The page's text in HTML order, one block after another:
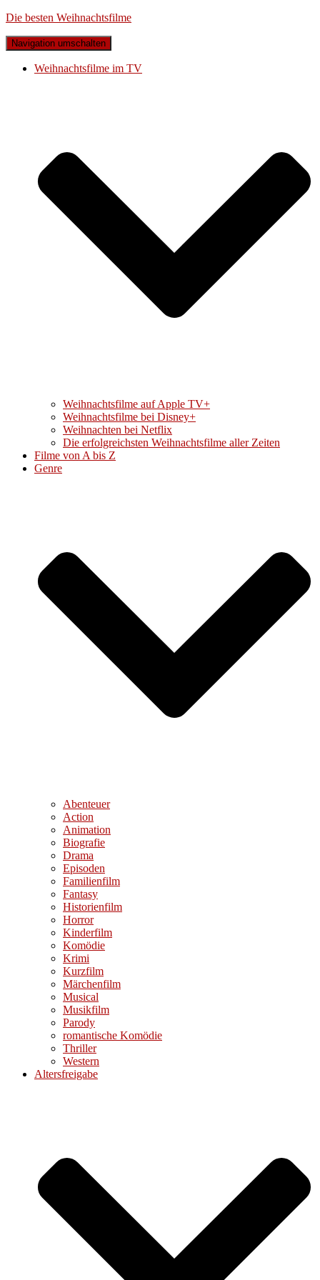
Die besten Weihnachtsfilme
Navigation umschalten
Weihnachtsfilme im TV
Weihnachtsfilme auf Apple TV+
Weihnachtsfilme bei Disney+
Weihnachten bei Netflix
Die erfolgreichsten Weihnachtsfilme aller Zeiten
Filme von A bis Z
Genre
Abenteuer
Action
Animation
Biografie
Drama
Episoden
Familienfilm
Fantasy
Historienfilm
Horror
Kinderfilm
Komödie
Krimi
Kurzfilm
Märchenfilm
Musical
Musikfilm
Parody
romantische Komödie
Thriller
Western
Altersfreigabe